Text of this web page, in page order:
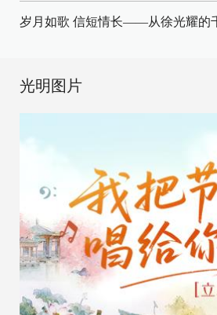
岁月如歌 信短情长——从徐光耀的
光明图片